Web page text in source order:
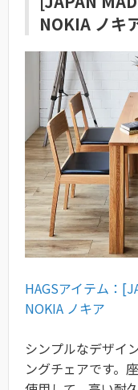
NOKIA ノキ
HAGSアイテム：
NOKIA ノキア
シンプルなデザイ
ングチェアです。